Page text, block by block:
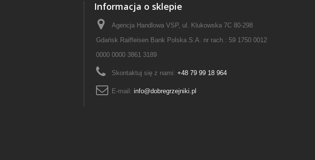
Informacja o sklepie
Agencja Handlowa VSP, ul. Klukowska 7C 80-298
Gdańsk Raiffeisen Bank Polska S.A. nr rach.: 59 1750 0012
0000 0000 3861 3189
Skontaktuj się z nami: +48 79 99 18 964
E-mail: info@dobregrzejniki.pl